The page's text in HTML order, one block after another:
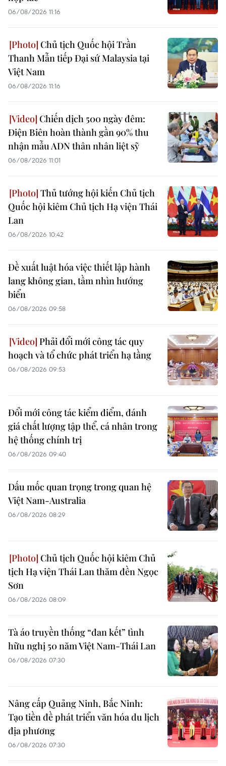
06/08/2026 11:16
Chủ tịch Quốc hội Trần
Thanh Mẫn tiếp Đại sứ Malaysia tại
Việt Nam
06/08/2026 11:16
Chiến dịch 500 ngày đêm:
Điện Biên hoàn thành gần 90% thu
nhận mẫu ADN thân nhân liệt sỹ
06/08/2026 11:01
Thủ tướng hội kiến Chủ tịch
Quốc hội kiêm Chủ tịch Hạ viện Thái
Lan
06/08/2026 10:42
Đề xuất luật hóa việc thiết lập hành
lang không gian, tầm nhìn hướng
biển
06/08/2026 09:58
Phải đổi mới công tác quy
hoạch và tổ chức phát triển hạ tầng
06/08/2026 09:53
Đổi mới công tác kiểm điểm, đánh
giá chất lượng tập thể, cá nhân trong
hệ thống chính trị
06/08/2026 09:40
Dấu mốc quan trọng trong quan hệ
Việt Nam-Australia
06/08/2026 08:29
Chủ tịch Quốc hội kiêm Chủ
tịch Hạ viện Thái Lan thăm đền Ngọc
Sơn
06/08/2026 08:09
Tà áo truyền thống “đan kết” tình
hữu nghị 50 năm Việt Nam-Thái Lan
06/08/2026 07:30
Nâng cấp Quảng Ninh, Bắc Ninh:
Tạo tiền đề phát triển văn hóa du lịch
địa phương
06/08/2026 07:30